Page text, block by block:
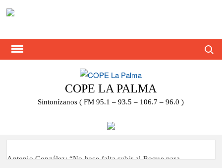
COPE LA PALMA
Sintonízanos ( FM 95.1 – 93.5 – 106.7 – 96.0 )
Antonio González: “No hace falta subir al Roque para